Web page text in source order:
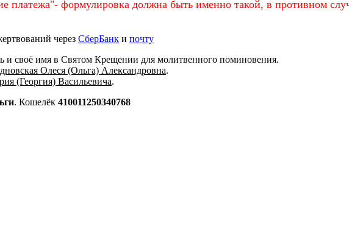
платежа"- формулировка должна быть именно такой, в противном
через СберБанк и почту
и своё имя в Святом Крещении для молитвенного поминовения.
Олеся (Ольга) Александровна.
(Георгия) Васильевича.
. Кошелёк 410011250340768